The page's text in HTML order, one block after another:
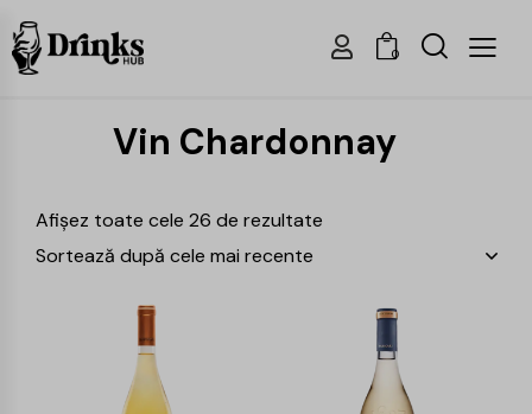
0
Vin Chardonnay
Afișez toate cele 26 de rezultate